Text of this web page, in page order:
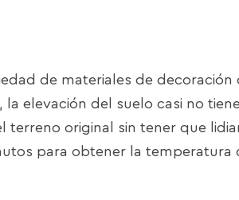
de materiales de decoración
elevación del suelo casi no
terreno original sin tener que
para obtener la temperatura